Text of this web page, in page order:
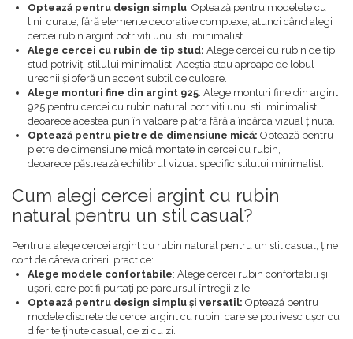
Optează pentru design simplu: Optează pentru modelele cu
linii curate, fără elemente decorative complexe, atunci când alegi
cercei rubin argint potriviți unui stil minimalist.
Alege cercei cu rubin de tip stud: Alege cercei cu rubin de tip
stud potriviți stilului minimalist. Aceștia stau aproape de lobul
urechii și oferă un accent subtil de culoare.
Alege monturi fine din argint 925: Alege monturi fine din argint
925 pentru cercei cu rubin natural potriviți unui stil minimalist,
deoarece acestea pun în valoare piatra fără a încărca vizual ținuta.
Optează pentru pietre de dimensiune mică: Optează pentru
pietre de dimensiune mică montate in cercei cu rubin,
deoarece păstrează echilibrul vizual specific stilului minimalist.
Cum alegi cercei argint cu rubin
natural pentru un stil casual?
Pentru a alege cercei argint cu rubin natural pentru un stil casual, ține
cont de câteva criterii practice:
Alege modele confortabile: Alege cercei rubin confortabili și
ușori, care pot fi purtați pe parcursul întregii zile.
Optează pentru design simplu și versatil: Optează pentru
modele discrete de cercei argint cu rubin, care se potrivesc ușor cu
diferite ținute casual, de zi cu zi.